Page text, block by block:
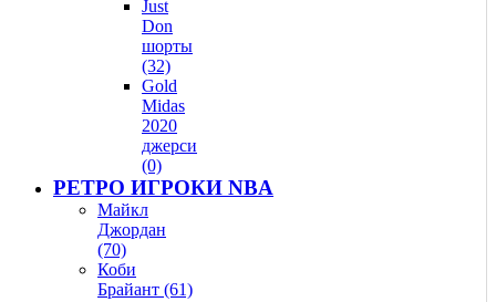
Just
Don
шорты
(32)
Gold
Midas
2020
джерси
(0)
РЕТРО ИГРОКИ NBA
Майкл
Джордан
(70)
Коби
Брайант (61)